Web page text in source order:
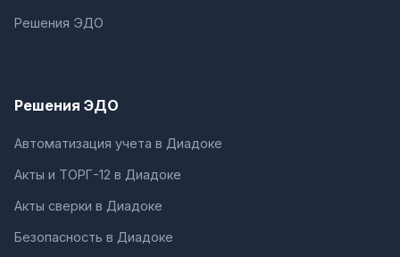
Решения ЭДО
Решения ЭДО
Автоматизация учета в Диадоке
Акты и ТОРГ-12 в Диадоке
Акты сверки в Диадоке
Безопасность в Диадоке